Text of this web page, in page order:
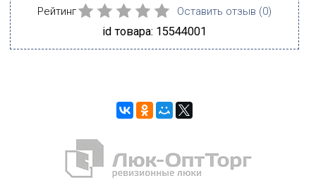
Рейтинг
Оставить отзыв (0)
id товара: 15544001